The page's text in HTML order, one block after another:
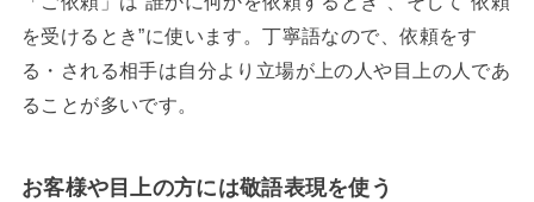
を受けるとき”に使います。丁寧語なので、依頼をす
る・される相手は自分より立場が上の人や目上の人であ
ることが多いです。
お客様や目上の方には敬語表現を使う